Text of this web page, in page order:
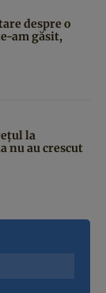
despre o
am găsit,
la
nu au crescut